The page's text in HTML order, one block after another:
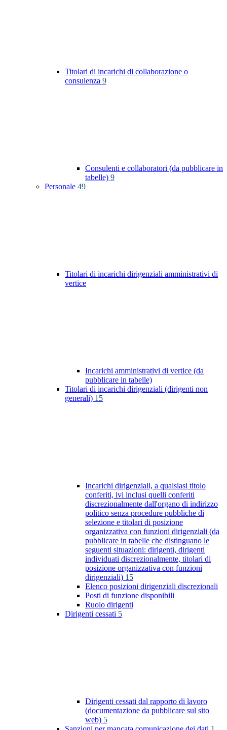
Titolari di incarichi di collaborazione o
consulenza 9
Consulenti e collaboratori (da pubblicare in
tabelle) 9
Personale 49
Titolari di incarichi dirigenziali amministrativi di
vertice
Incarichi amministrativi di vertice (da
pubblicare in tabelle)
Titolari di incarichi dirigenziali (dirigenti non
generali) 15
Incarichi dirigenziali, a qualsiasi titolo
conferiti, ivi inclusi quelli conferiti
discrezionalmente dall'organo di indirizzo
politico senza procedure pubbliche di
selezione e titolari di posizione
organizzativa con funzioni dirigenziali (da
pubblicare in tabelle che distinguano le
seguenti situazioni: dirigenti, dirigenti
individuati discrezionalmente, titolari di
posizione organizzativa con funzioni
dirigenziali) 15
Elenco posizioni dirigenziali discrezionali
Posti di funzione disponibili
Ruolo dirigenti
Dirigenti cessati 5
Dirigenti cessati dal rapporto di lavoro
(documentazione da pubblicare sul sito
web) 5